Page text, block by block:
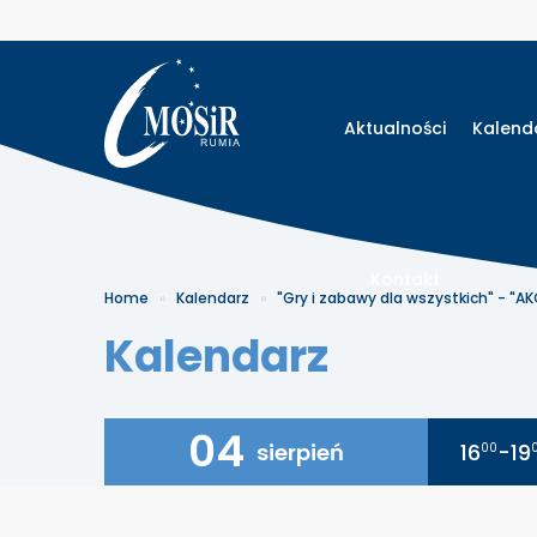
Aktualności
Home Kalendarz "Gry i zabawy dla wszystkich" -
Kalendarz
04 sierpień 1600 -19